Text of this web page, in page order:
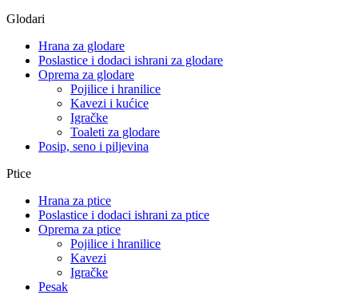
Glodari
Hrana za glodare
Poslastice i dodaci ishrani za glodare
Oprema za glodare
Pojilice i hranilice
Kavezi i kućice
Igračke
Toaleti za glodare
Posip, seno i piljevina
Ptice
Hrana za ptice
Poslastice i dodaci ishrani za ptice
Oprema za ptice
Pojilice i hranilice
Kavezi
Igračke
Pesak